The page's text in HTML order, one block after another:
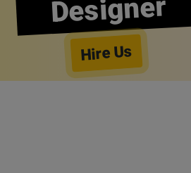
Designer
Hire Us